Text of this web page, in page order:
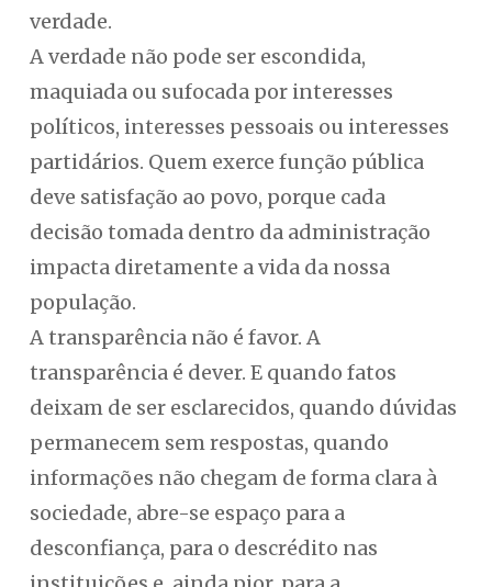
verdade.
A verdade não pode ser escondida,
maquiada ou sufocada por interesses
políticos, interesses pessoais ou interesses
partidários. Quem exerce função pública
deve satisfação ao povo, porque cada
decisão tomada dentro da administração
impacta diretamente a vida da nossa
população.
A transparência não é favor. A
transparência é dever. E quando fatos
deixam de ser esclarecidos, quando dúvidas
permanecem sem respostas, quando
informações não chegam de forma clara à
sociedade, abre-se espaço para a
desconfiança, para o descrédito nas